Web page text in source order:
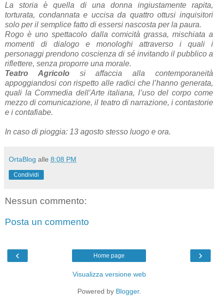
La storia è quella di una donna ingiustamente rapita,
torturata, condannata e uccisa da quattro ottusi inquisitori
solo per il semplice fatto di essersi nascosta per la paura.
Rogo è uno spettacolo dalla comicità grassa, mischiata a
momenti di dialogo e monologhi attraverso i quali i
personaggi prendono coscienza di sé invitando il pubblico a
riflettere, senza proporre una morale.
Teatro Agricolosi affaccia alla contemporaneità
appoggiandosi con rispetto alle radici che l’hanno generata,
quali la Commedia dell’Arte italiana, l’uso del corpo come
mezzo di comunicazione, il teatro di narrazione, i contastorie
e i contafiabe.
In caso di pioggia: 13 agosto stesso luogo e ora.
OrtaBlog alle 8:08 PM
Condividi
Nessun commento:
Posta un commento
‹ ›
Home page
Visualizza versione web
Powered by Blogger.